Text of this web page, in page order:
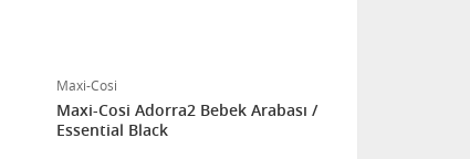
Maxi-Cosi
Maxi-Cosi Adorra2 Bebek Arabası /
Essential Black